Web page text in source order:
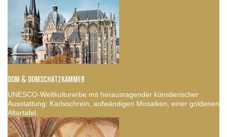
DOM & DOMSCHATZKAMMER
UNESCO-Weltkulturerbe mit herausragender künstlerischer
Ausstattung: Karlsschrein, aufwändigen Mosaiken, einer goldenen
Altartafel.